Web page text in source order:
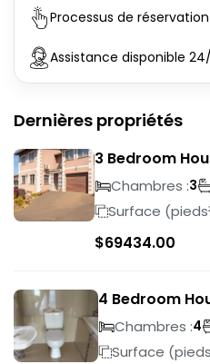
Processus de
Assistance disponible
Dernières propriétés
3 Bedroom
Chambres :3
Surface
$69434.00
4 Bedroom
Chambres :4
Surface